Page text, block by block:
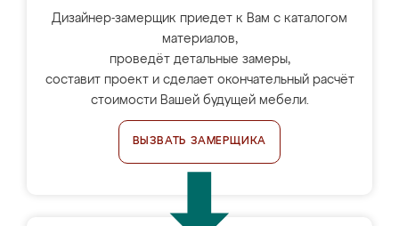
Дизайнер-замерщик приедет к Вам с каталогом
материалов,
проведёт детальные замеры,
составит проект и сделает окончательный расчёт
стоимости Вашей будущей мебели.
ВЫЗВАТЬ ЗАМЕРЩИКА